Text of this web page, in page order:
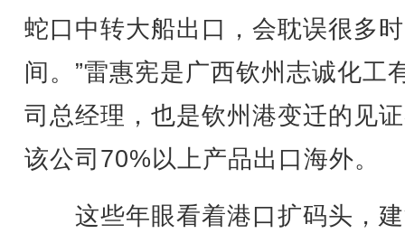
蛇口中转大船出口，会耽误很多时
间。”雷惠宪是广西钦州志诚化工
司总经理，也是钦州港变迁的见
该公司70%以上产品出口海外。
这些年眼看着港口扩码头，